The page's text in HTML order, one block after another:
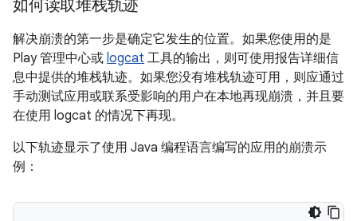
如何读取堆栈轨迹
解决崩溃的第一步是确定它发生的位置。如果您使用的是
Play 管理中心或 logcat 工具的输出，则可使用报告详细信
息中提供的堆栈轨迹。如果您没有堆栈轨迹可用，则应通过
手动测试应用或联系受影响的用户在本地再现崩溃，并且要
在使用 logcat 的情况下再现。
以下轨迹显示了使用 Java 编程语言编写的应用的崩溃示
例：